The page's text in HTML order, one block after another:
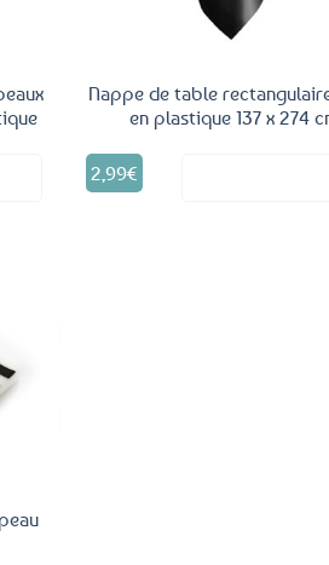
Nappe de table
en plastique 137 x 274
2,99€
favoris